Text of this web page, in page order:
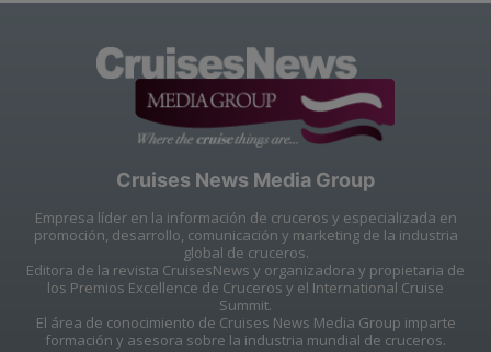
Cruises News Media Group
Empresa líder en la información de cruceros y especializada en
promoción, desarrollo, comunicación y marketing de la industria
global de cruceros.
Editora de la revista CruisesNews y organizadora y propietaria de
los Premios Excellence de Cruceros y el International Cruise
Summit.
El área de conocimiento de Cruises News Media Group imparte
formación y asesora sobre la industria mundial de cruceros.